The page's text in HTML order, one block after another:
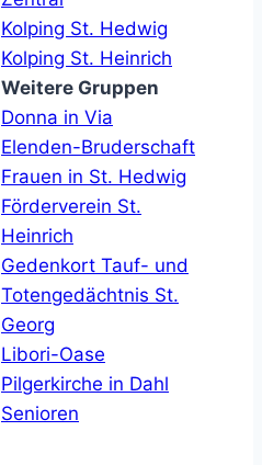
Kolping St. Hedwig
Kolping St. Heinrich
Weitere Gruppen
Donna in Via
Elenden-Bruderschaft
Frauen in St. Hedwig
Förderverein St.
Heinrich
Gedenkort Tauf- und
Totengedächtnis St.
Georg
Libori-Oase
Pilgerkirche in Dahl
Senioren